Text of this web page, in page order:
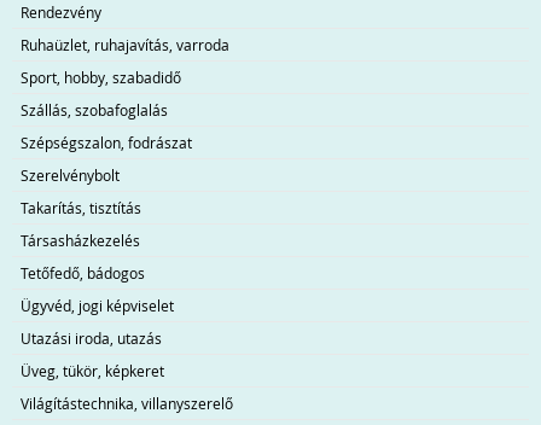
Rendezvény
Ruhaüzlet, ruhajavítás, varroda
Sport, hobby, szabadidő
Szállás, szobafoglalás
Szépségszalon, fodrászat
Szerelvénybolt
Takarítás, tisztítás
Társasházkezelés
Tetőfedő, bádogos
Ügyvéd, jogi képviselet
Utazási iroda, utazás
Üveg, tükör, képkeret
Világítástechnika, villanyszerelő